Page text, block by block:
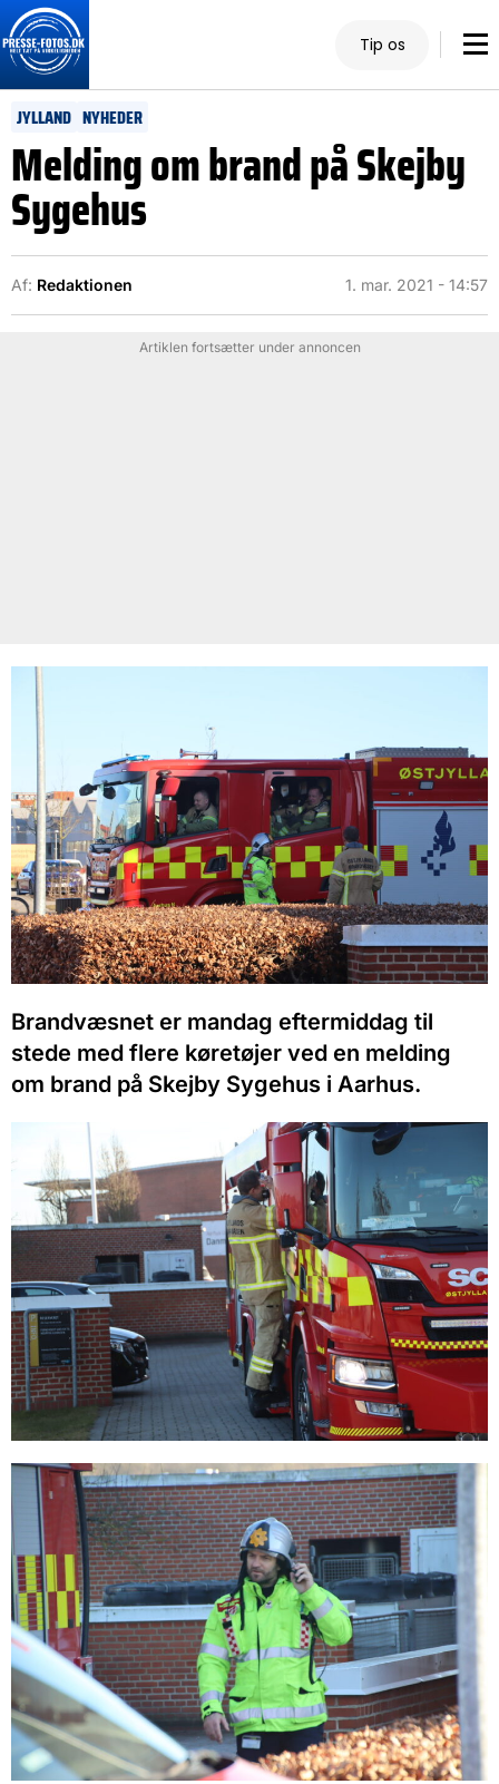
Tip os
JYLLAND NYHEDER
Melding om brand på Skejby
Sygehus
Af: Redaktionen 1. mar. 2021 - 14:57
Artiklen fortsætter under annoncen
Brandvæsnet er mandag eftermiddag til
stede med flere køretøjer ved en melding
om brand på Skejby Sygehus i Aarhus.